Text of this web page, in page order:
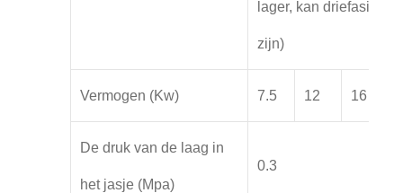
lager, kan driefasig
zijn)
Vermogen (Kw) 7.5 12 16
De druk van de laag in
het jasje (Mpa)
0.3